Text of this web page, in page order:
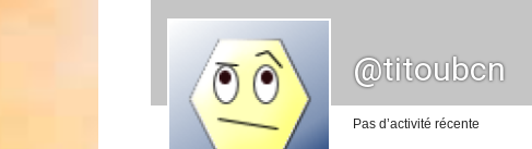
@titoubcn
Pas d’activité récente